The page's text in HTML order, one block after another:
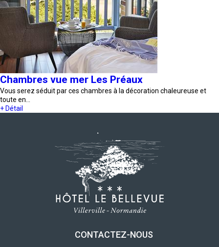
Chambres vue mer Les Préaux
Vous serez séduit par ces chambres à la décoration chaleureuse et
toute en…
+ Détail
CONTACTEZ-NOUS